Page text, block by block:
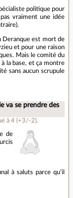
politique pour
vraiment une idée
Deranque est mort de
et pour une raison
Mais le comité du
la base, et ça montre
sans aucun scrupule
va se prendre des
à4 (+3/-2).
de
à saluts parce qu’il